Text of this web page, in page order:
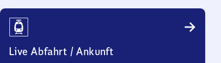
Reiseinfos
Live Abfahrt / Ankunft